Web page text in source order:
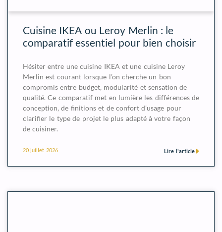
Cuisine IKEA ou Leroy Merlin : le
comparatif essentiel pour bien choisir
Hésiter entre une cuisine IKEA et une cuisine Leroy
Merlin est courant lorsque l’on cherche un bon
compromis entre budget, modularité et sensation de
qualité. Ce comparatif met en lumière les différences de
conception, de finitions et de confort d’usage pour
clarifier le type de projet le plus adapté à votre façon
de cuisiner.
Lire l'article
20 juillet 2026